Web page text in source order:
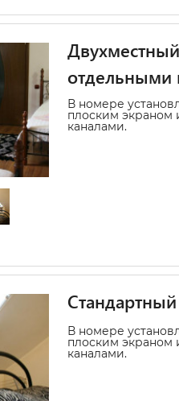
отдельными
В номере
плоским экраном
каналами.
В номере
плоским экраном
каналами.